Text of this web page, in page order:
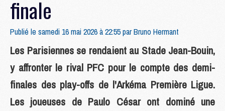
finale
Publié le samedi 16 mai 2026 à 22:55 parBruno Hermant
Les Parisiennes se rendaient au Stade Jean-Bouin,
y affronter le rival PFC pour le compte des demi-
finales des play-offs de l'Arkéma Première Ligue.
Les joueuses de Paulo César ont dominé une